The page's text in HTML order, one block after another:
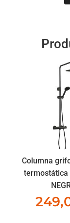
Columna
termostática